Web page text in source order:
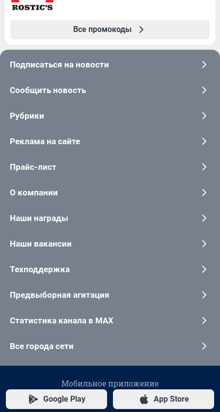
Все промокоды
Подписаться на новости
Сообщить новость
Рубрики
Реклама на сайте
Прайс-лист
О компании
Наши награды
Наши вакансии
Техподдержка
Предвыборная агитация
Статистика канала в MAX
Все города сети
Мобильное приложение
Google Play App Store